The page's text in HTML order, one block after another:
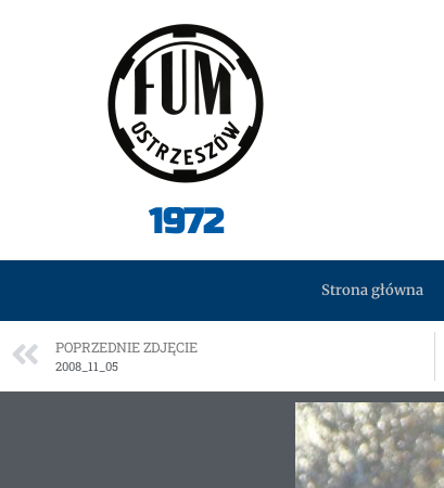
1972
Strona główna
POPRZEDNIE ZDJĘCIE
2008_11_05